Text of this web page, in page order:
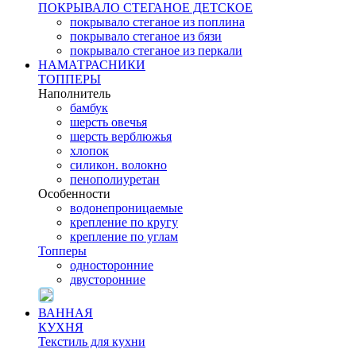
ПОКРЫВАЛО СТЕГАНОЕ ДЕТСКОЕ
покрывало стеганое из поплина
покрывало стеганое из бязи
покрывало стеганое из перкали
НАМАТРАСНИКИ
ТОППЕРЫ
Наполнитель
бамбук
шерсть овечья
шерсть верблюжья
хлопок
силикон. волокно
пенополиуретан
Особенности
водонепроницаемые
крепление по кругу
крепление по углам
Топперы
односторонние
двусторонние
ВАННАЯ
КУХНЯ
Текстиль для кухни